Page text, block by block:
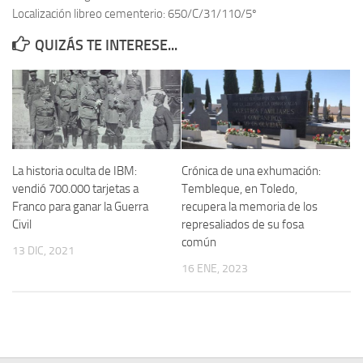
Memoria Histórica
Investigación previa de la represión en Talavera de la Reina (1937-
1947).
Informe Represión en Toledo 1936-1947 | Buscador
Informe de la fosa de abril de 1939 de Tembleque
Militantes históricos IR
Izquierda Republicana. Agrupaciones y Militantes (1934-1939)
Localización libreo cementerio: 650/C/31/110/5º
QUIZÁS TE INTERESE...
La historia oculta de IBM:
vendió 700.000 tarjetas a
Franco para ganar la Guerra
Civil
13 DIC, 2021
Crónica de una exhumación:
Tembleque, en Toledo,
recupera la memoria de los
represaliados de su fosa
común
16 ENE, 2023